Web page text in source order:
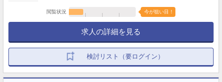
閲覧状況 今が狙い目！
求人の詳細を見る
検討リスト（要ログイン）